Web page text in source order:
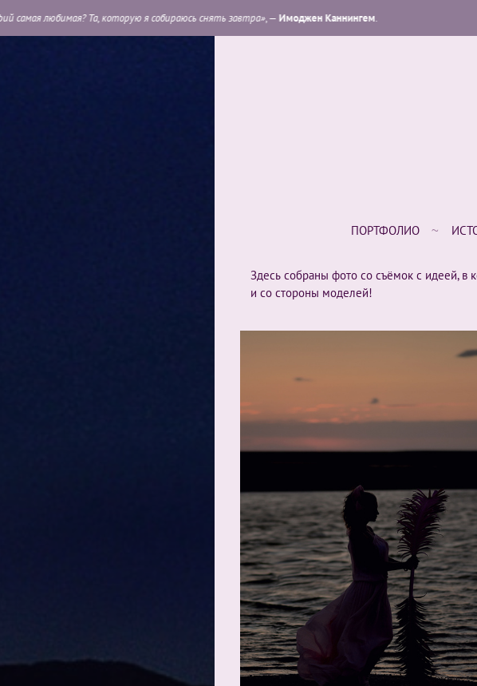
ПОРТФОЛИО
Здесь собраны фото со съёмок с идеей, в
и со стороны моделей!
которую я собираюсь снять завтра», —Имоджен Каннингем. Которая из